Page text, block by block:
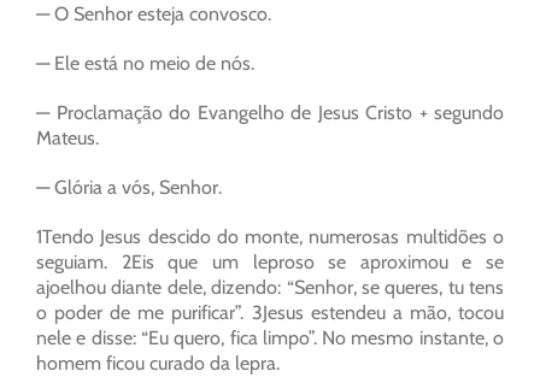
— O Senhor esteja convosco.
— Ele está no meio de nós.
— Proclamação do Evangelho de Jesus Cristo + segundo
Mateus.
— Glória a vós, Senhor.
1Tendo Jesus descido do monte, numerosas multidões o
seguiam. 2Eis que um leproso se aproximou e se
ajoelhou diante dele, dizendo: “Senhor, se queres, tu tens
o poder de me purificar”. 3Jesus estendeu a mão, tocou
nele e disse: “Eu quero, fica limpo”. No mesmo instante, o
homem ficou curado da lepra.